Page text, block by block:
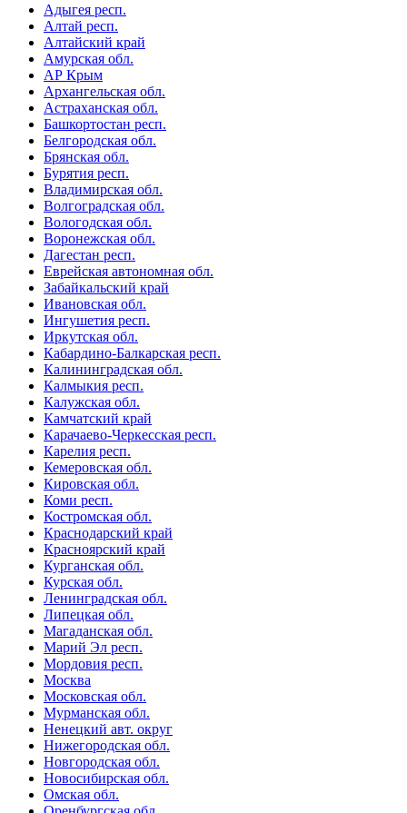
Адыгея респ.
Алтай респ.
Алтайский край
Амурская обл.
АР Крым
Архангельская обл.
Астраханская обл.
Башкортостан респ.
Белгородская обл.
Брянская обл.
Бурятия респ.
Владимирская обл.
Волгоградская обл.
Вологодская обл.
Воронежская обл.
Дагестан респ.
Еврейская автономная обл.
Забайкальский край
Ивановская обл.
Ингушетия респ.
Иркутская обл.
Кабардино-Балкарская респ.
Калининградская обл.
Калмыкия респ.
Калужская обл.
Камчатский край
Карачаево-Черкесская респ.
Карелия респ.
Кемеровская обл.
Кировская обл.
Коми респ.
Костромская обл.
Краснодарский край
Красноярский край
Курганская обл.
Курская обл.
Ленинградская обл.
Липецкая обл.
Магаданская обл.
Марий Эл респ.
Мордовия респ.
Москва
Московская обл.
Мурманская обл.
Ненецкий авт. округ
Нижегородская обл.
Новгородская обл.
Новосибирская обл.
Омская обл.